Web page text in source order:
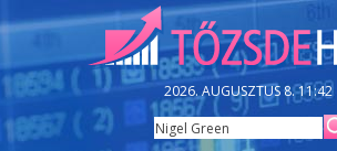
2026. AUGUSZTUS 8. 11:42